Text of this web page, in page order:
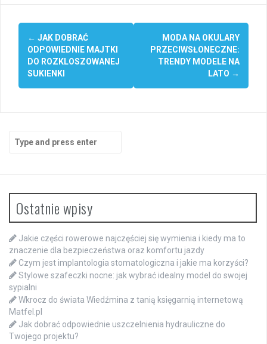
Post
navigation
← JAK DOBRAĆ
ODPOWIEDNIE MAJTKI
DO ROZKLOSZOWANEJ
SUKIENKI
MODA NA OKULARY
PRZECIWSŁONECZNE:
TRENDY MODELE NA
LATO →
Search
for:
Ostatnie wpisy
Jakie części rowerowe najczęściej się wymienia i kiedy ma to
znaczenie dla bezpieczeństwa oraz komfortu jazdy
Czym jest implantologia stomatologiczna i jakie ma korzyści?
Stylowe szafeczki nocne: jak wybrać idealny model do swojej
sypialni
Wkrocz do świata Wiedźmina z tanią księgarnią internetową
Matfel.pl
Jak dobrać odpowiednie uszczelnienia hydrauliczne do
Twojego projektu?